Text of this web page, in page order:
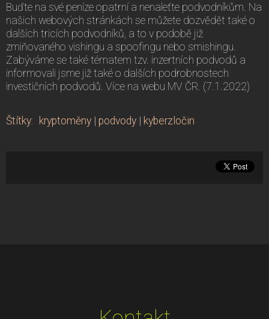
Buďte na své peníze opatrní a nenaleťte podvodníkům. Na
našich webových stránkách se můžete dozvědět také o
dalších tricích podvodníků, a to v podobě již
zmiňovaného vishingu a spoofingu nebo smishingu.
Zabýváme se také tématem tzv. inzertních podvodů a
informovali jsme již také o dalších podrobnostech
investičních podvodů. Více na webu MV ČR. (7.1.2022)
Štítky: kryptoměny | podvody | kyberzločin